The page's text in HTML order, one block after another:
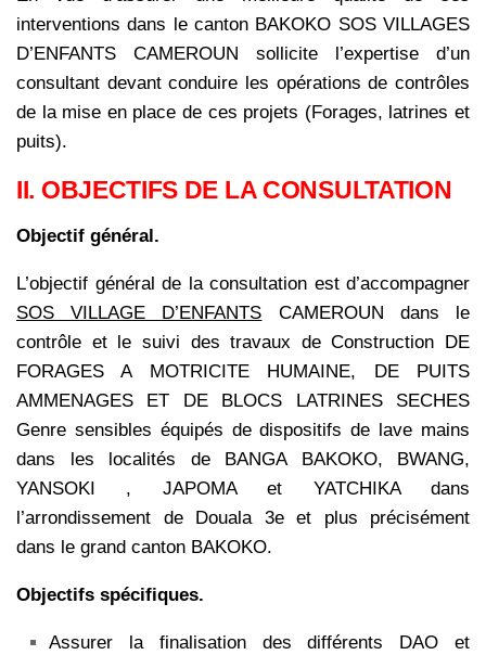
interventions dans le canton BAKOKO SOS VILLAGES
D’ENFANTS CAMEROUN sollicite l’expertise d’un
consultant devant conduire les opérations de contrôles
de la mise en place de ces projets (Forages, latrines et
puits).
II. OBJECTIFS DE LA CONSULTATION
Objectif général.
L’objectif général de la consultation est d’accompagner
SOS VILLAGE D’ENFANTS CAMEROUN dans le
contrôle et le suivi des travaux de Construction DE
FORAGES A MOTRICITE HUMAINE, DE PUITS
AMMENAGES ET DE BLOCS LATRINES SECHES
Genre sensibles équipés de dispositifs de lave mains
dans les localités de BANGA BAKOKO, BWANG,
YANSOKI , JAPOMA et YATCHIKA dans
l’arrondissement de Douala 3e et plus précisément
dans le grand canton BAKOKO.
Objectifs spécifiques.
Assurer la finalisation des différents DAO et